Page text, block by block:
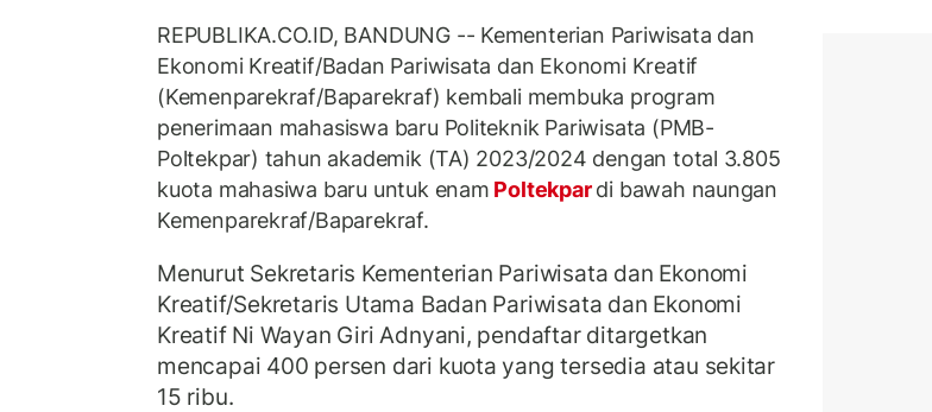
REPUBLIKA.CO.ID, BANDUNG -- Kementerian Pariwisata dan
Ekonomi Kreatif/Badan Pariwisata dan Ekonomi Kreatif
(Kemenparekraf/Baparekraf) kembali membuka program
penerimaan mahasiswa baru Politeknik Pariwisata (PMB-
Poltekpar) tahun akademik (TA) 2023/2024 dengan total 3.805
kuota mahasiwa baru untuk enam Poltekpardi bawah naungan
Kemenparekraf/Baparekraf.
Menurut Sekretaris Kementerian Pariwisata dan Ekonomi
Kreatif/Sekretaris Utama Badan Pariwisata dan Ekonomi
Kreatif Ni Wayan Giri Adnyani, pendaftar ditargetkan
mencapai 400 persen dari kuota yang tersedia atau sekitar
15 ribu.